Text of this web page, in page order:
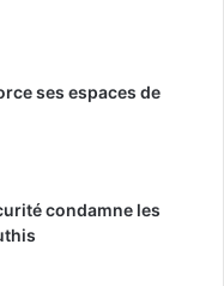
ses espaces de
condamne les